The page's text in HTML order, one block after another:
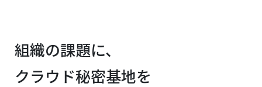
組織の課題に、
クラウド秘密基地を